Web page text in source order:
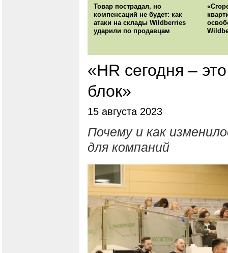
Товар пострадал, но
компенсаций не будет: как
атаки на склады Wildberries
ударили по продавцам
«НR сегодня –
блок»
15 августа 2023
Почему и как
для компаний